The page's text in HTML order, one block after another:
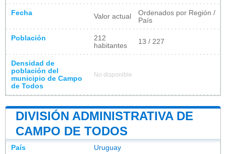
Fecha Valor actual
Ordenados por Región /
País
Población
212
habitantes
13 / 227
Densidad de
población del
municipio de Campo
de Todos
No disponible
DIVISIÓN ADMINISTRATIVA DE
CAMPO DE TODOS
País Uruguay